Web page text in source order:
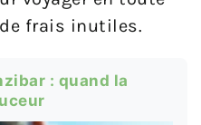
frais inutiles.
: quand la